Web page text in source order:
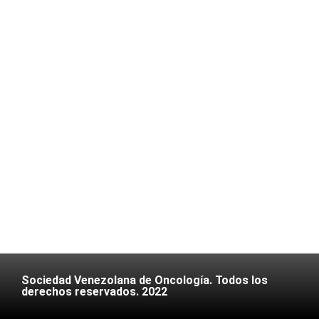
Sociedad Venezolana de Oncología. Todos los
derechos reservados. 2022